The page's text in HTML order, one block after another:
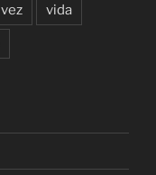
vez vida